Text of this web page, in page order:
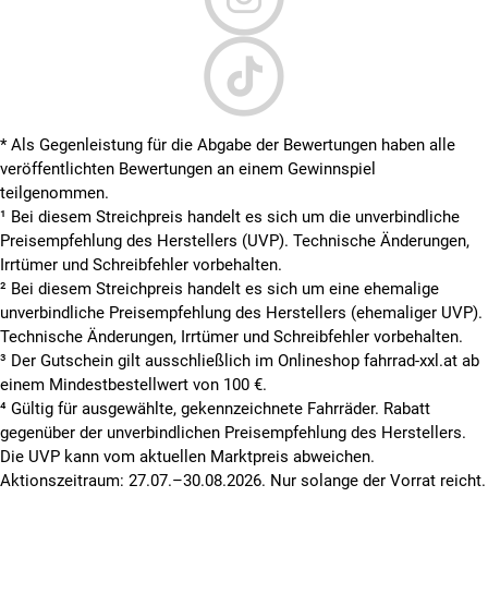
* Als Gegenleistung für die Abgabe der Bewertungen haben alle
veröffentlichten Bewertungen an einem Gewinnspiel
teilgenommen.
¹ Bei diesem Streichpreis handelt es sich um die unverbindliche
Preisempfehlung des Herstellers (UVP). Technische Änderungen,
Irrtümer und Schreibfehler vorbehalten.
² Bei diesem Streichpreis handelt es sich um eine ehemalige
unverbindliche Preisempfehlung des Herstellers (ehemaliger UVP).
Technische Änderungen, Irrtümer und Schreibfehler vorbehalten.
³ Der Gutschein gilt ausschließlich im Onlineshop fahrrad-xxl.at ab
einem Mindestbestellwert von 100 €.
⁴ Gültig für ausgewählte, gekennzeichnete Fahrräder. Rabatt
gegenüber der unverbindlichen Preisempfehlung des Herstellers.
Die UVP kann vom aktuellen Marktpreis abweichen.
Aktionszeitraum: 27.07.–30.08.2026. Nur solange der Vorrat reicht.